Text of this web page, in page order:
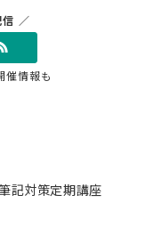
／
催情報も
記対策定期講座